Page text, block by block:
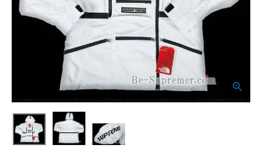
Supreme シュプ
リーム 16SS
CATEGORY
Tシャツ・ロングスリーブ